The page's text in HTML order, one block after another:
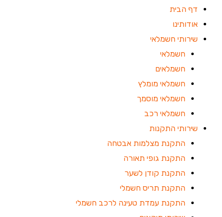
דף הבית
אודותינו
שירותי חשמלאי
חשמלאי
חשמלאים
חשמלאי מומלץ
חשמלאי מוסמך
חשמלאי רכב
שירותי התקנות
התקנת מצלמות אבטחה
התקנת גופי תאורה
התקנת קודן לשער
התקנת תריס חשמלי
התקנת עמדת טעינה לרכב חשמלי